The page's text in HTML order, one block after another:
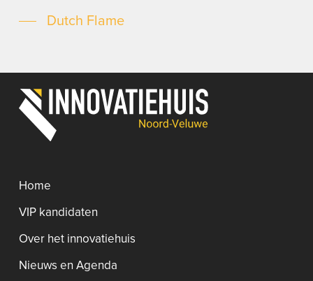
Dutch Flame
Home
VIP kandidaten
Over het innovatiehuis
Nieuws en Agenda